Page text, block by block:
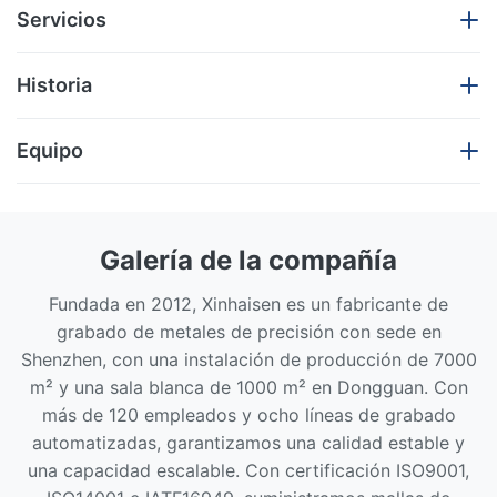
Servicios
Xinhaisen Technology Limited:
para cada etapa
En Xinhaisen Technology Limited, ofrecemos soluciones de
fabricación de extremo a extremo adaptadas a las demandas
mundiales de la industria.y soldadura por difusiónDesde el
desarrollo de prototipos hasta la producción en gran volumen,
garantizamos transiciones sin problemas con precisión a nivel de
micrones y consistencia de lote.
Nos especializamos en componentes personalizados como
Historia
Estableció una fábrica de grabado estándar de 2000
㎡
Construimos 2 líneas de producción de grabado
profesional.
Centrados en soluciones de grabado de metales de
alta precisión
Atendió a clientes de fabricación industrial y
electrónica.
Equipo
Galería de la compañía
Fundada en 2012, Xinhaisen es un fabricante de
grabado de metales de precisión con sede en
Shenzhen, con una instalación de producción de 7000
m² y una sala blanca de 1000 m² en Dongguan. Con
más de 120 empleados y ocho líneas de grabado
automatizadas, garantizamos una calidad estable y
una capacidad escalable. Con certificación ISO9001,